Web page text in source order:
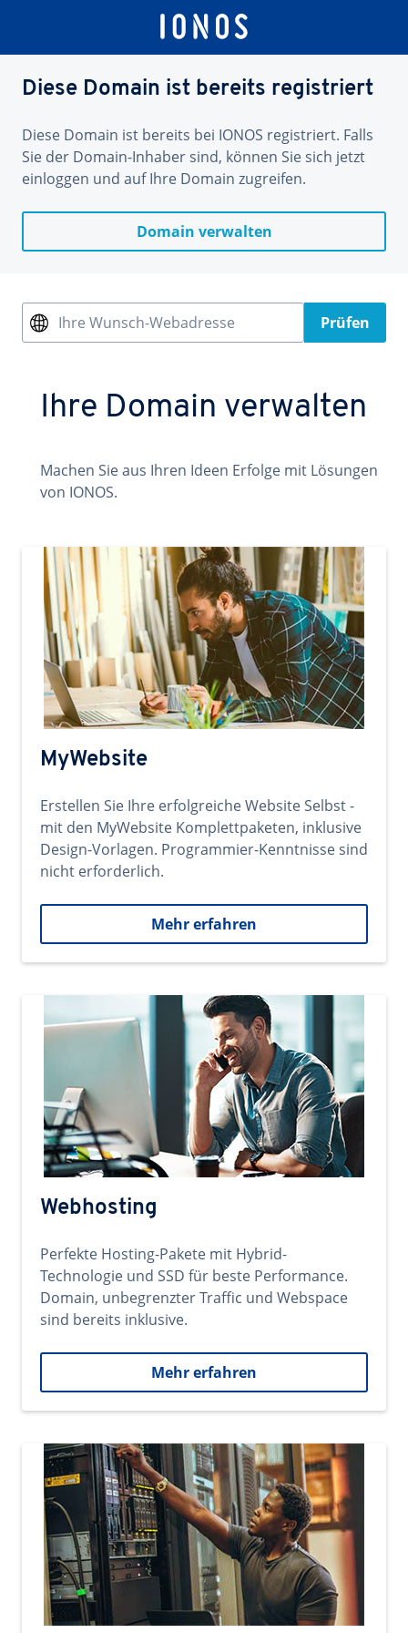
Diese Domain ist bereits registriert
Diese Domain ist bereits bei IONOS registriert. Falls
Sie der Domain-Inhaber sind, können Sie sich jetzt
einloggen und auf Ihre Domain zugreifen.
Domain verwalten
Ihre Wunsch-Webadresse Prüfen
Ihre Domain verwalten
Machen Sie aus Ihren Ideen Erfolge mit Lösungen
von IONOS.
MyWebsite
Erstellen Sie Ihre erfolgreiche Website Selbst -
mit den MyWebsite Komplettpaketen, inklusive
Design-Vorlagen. Programmier-Kenntnisse sind
nicht erforderlich.
Mehr erfahren
Webhosting
Perfekte Hosting-Pakete mit Hybrid-
Technologie und SSD für beste Performance.
Domain, unbegrenzter Traffic und Webspace
sind bereits inklusive.
Mehr erfahren